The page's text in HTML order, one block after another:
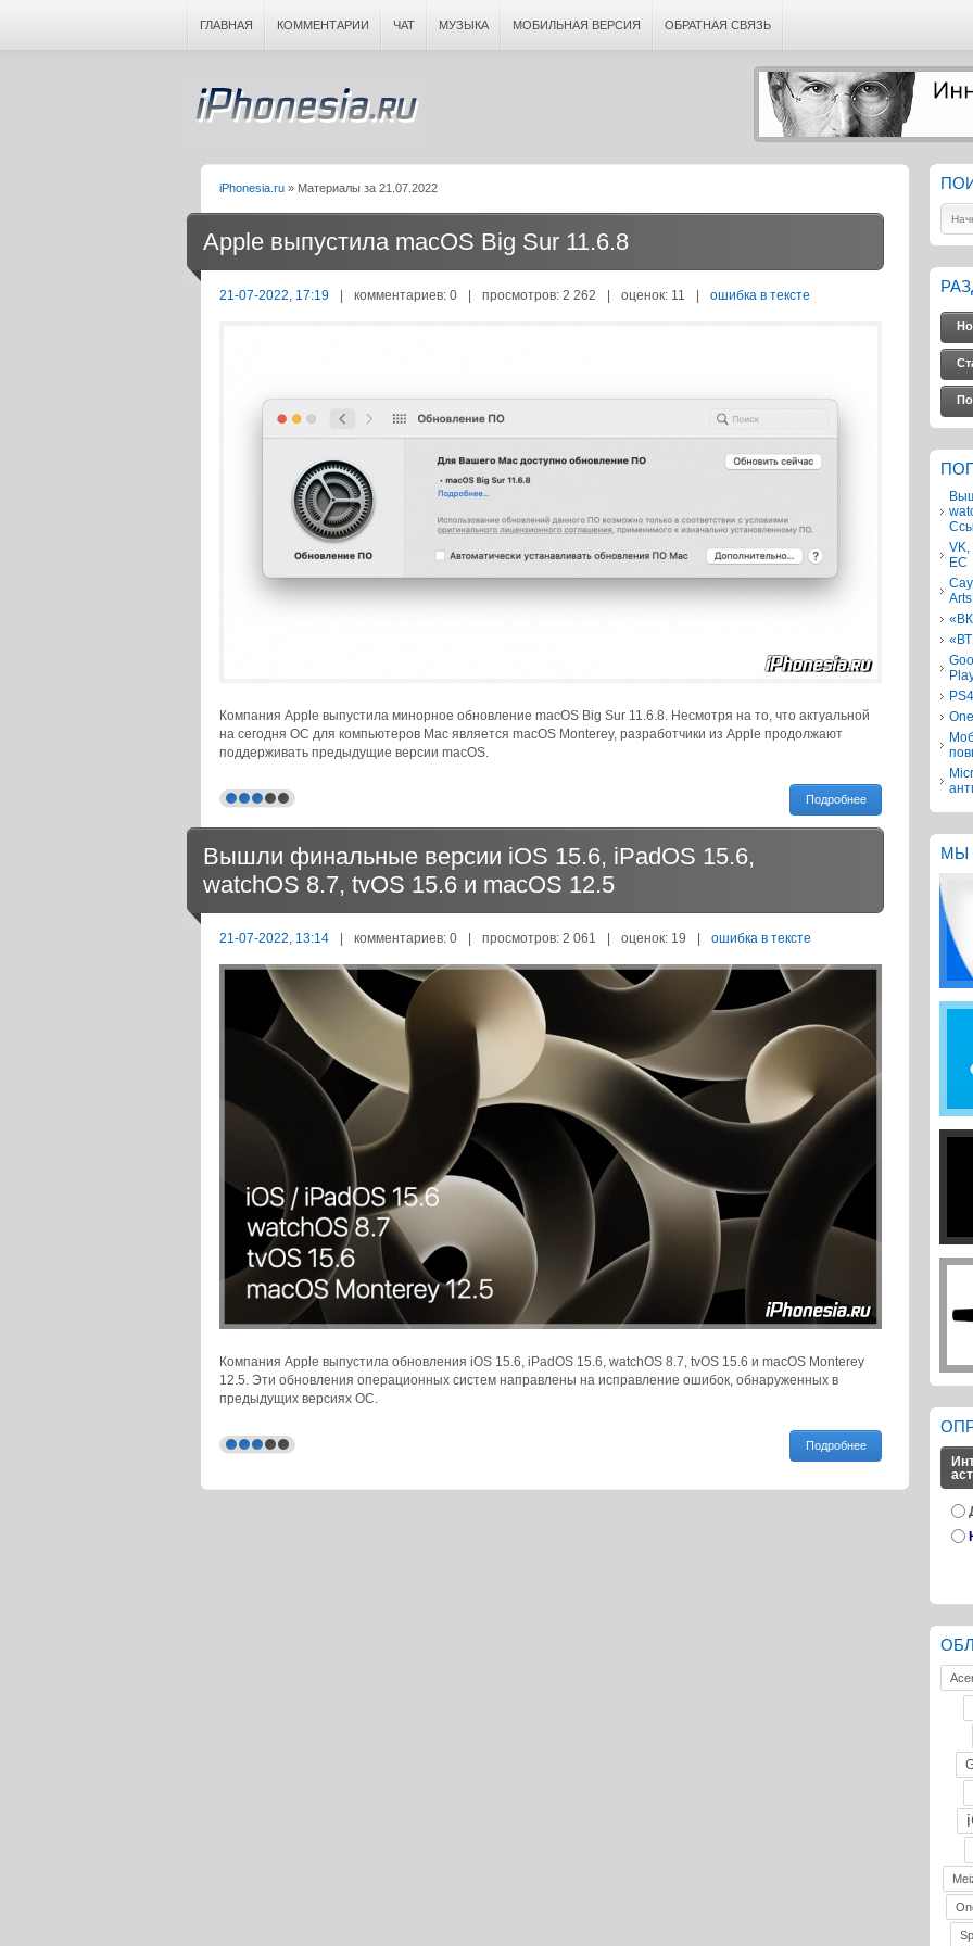
ГЛАВНАЯ КОММЕНТАРИИ ЧАТ МУЗЫКА МОБИЛЬНАЯ ВЕРСИЯ ОБРАТНАЯ СВЯЗЬ
iPhonesia.ru » Материалы за 21.07.2022
Apple выпустила macOS Big Sur 11.6.8
21-07-2022, 17:19 | комментариев: 0 | просмотров: 2 262 | оценок: 11 | ошибка в тексте
Компания Apple выпустила минорное обновление macOS Big Sur 11.6.8. Несмотря на то, что актуальной
на сегодня ОС для компьютеров Mac является macOS Monterey, разработчики из Apple продолжают
поддерживать предыдущие версии macOS.
Подробнее
Вышли финальные версии iOS 15.6, iPadOS 15.6,
watchOS 8.7, tvOS 15.6 и macOS 12.5
21-07-2022, 13:14 | комментариев: 0 | просмотров: 2 061 | оценок: 19 | ошибка в тексте
Компания Apple выпустила обновления iOS 15.6, iPadOS 15.6, watchOS 8.7, tvOS 15.6 и macOS Monterey
12.5. Эти обновления операционных систем направлены на исправление ошибок, обнаруженных в
предыдущих версиях ОС.
Подробнее
VK,
ЕС
Arts
МЫ